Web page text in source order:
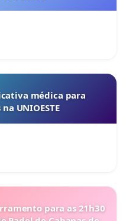
médica para
UNIOESTE
para as 21h30